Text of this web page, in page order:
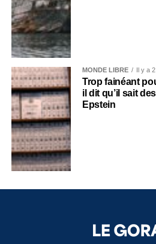
MONDE LIBRE Il y a
Trop fainéant
il dit qu’il sait
Epstein